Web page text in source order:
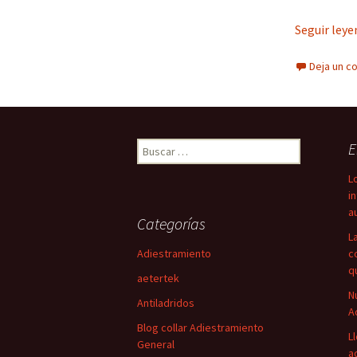
Seguir
Deja un
Buscar:
Categorías
Adiestramiento
aetertek
Antiladridos
Blog collar Adiestramiento
General